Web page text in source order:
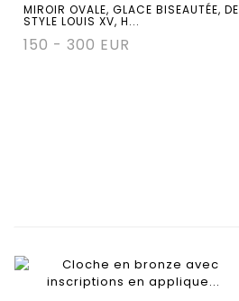
MIROIR OVALE, GLACE BISEAUTÉE, DE
STYLE LOUIS XV, H...
150 - 300 EUR